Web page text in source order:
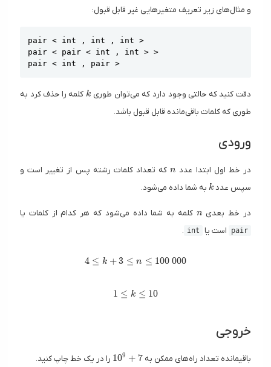
و مثال‌های زیر تعریف متغیرهایی غیر قابل قبول:
pair < int , int , int >
pair < pair < int , int > >
pair < int , pair >
دقت کنید که حالتی وجود دارد که می‌توان طوری k
kکلمه را حذف کرد به
طوری که کلمات باقی‌مانده قابل قبول باشد.
ورودی
در خط اول ابتدا عدد
n
nکه تعداد کلمات رشته پس از تغییر است و
سپس عددk
k به شما داده می‌شود.
در خط بعدی n کلمه به شما داده می‌شود که هر کدام از کلمات یا
pair است یا int
.
4 \le k + 3 \le n \le 100\ 000
4 ≤ k +3 ≤ n ≤ 100 000
1 \le k \le 10
1 ≤ k ≤ 10
خروجی
باقیمانده تعداد راه‌های ممکن به
10^9 + 7
109 + 7 را در یک خط چاپ کنید.